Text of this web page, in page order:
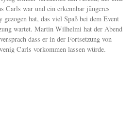
Carls war und ein erkennbar jüngeres
hat, das viel Spaß bei dem Event
wartet. Martin Wilhelmi hat der Abend
dass er in der Fortsetzung von
Carls vorkommen lassen würde.